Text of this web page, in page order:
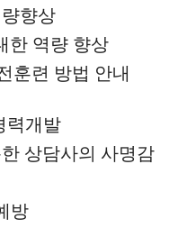
향상
한 역량 향상
훈련 방법 안내
력개발
상담사의 사명감
방